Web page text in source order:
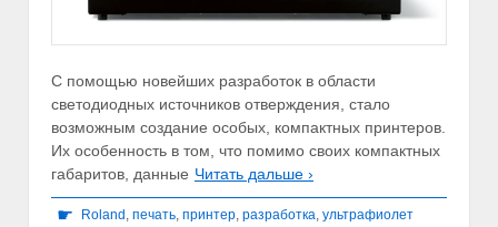
С помощью новейших разработок в области
светодиодных источников отверждения, стало
возможным создание особых, компактных принтеров.
Их особенность в том, что помимо своих компактных
габаритов, данные Читать дальше ›
☛ Roland , печать, принтер, разработка, ультрафиолет